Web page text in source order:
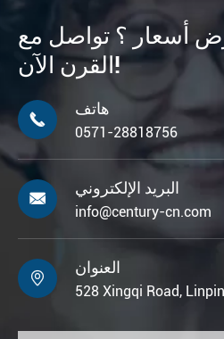
أسعار ؟ تواصل مع
القرن الآن!

هاتف
0571-28818756

البريد الإلكتروني
info@century-cn.com

العنوان
528 Xingqi Road,